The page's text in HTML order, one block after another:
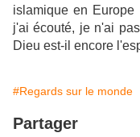
islamique en Europe
j'ai écouté, je n'ai
Dieu est-il encore
#Regards sur le monde
Partager